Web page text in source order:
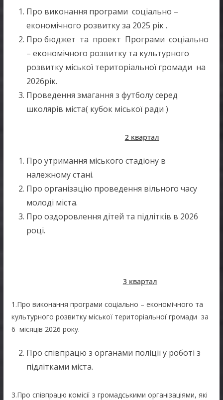
Про виконання програми соціально –
економічного розвитку за 2025 рік .
Про бюджет та проект Програми соціально
– економічного розвитку та культурного
розвитку міської територіальної громади на
2026рік.
Проведення змагання з футболу серед
школярів міста( кубок міської ради )
2 квартал
Про утримання міського стадіону в
належному стані.
Про організацію проведення вільного часу
молоді міста.
Про оздоровлення дітей та підлітків в 2026
році.
3 квартал
1.Про виконання програми соціально – економічного та
культурного розвитку міської територіальної громади за
6 місяців 2026 року.
Про співпрацю з органами поліції у роботі з
підлітками міста.
3.Про співпрацю комісії з громадськими організаціями, які